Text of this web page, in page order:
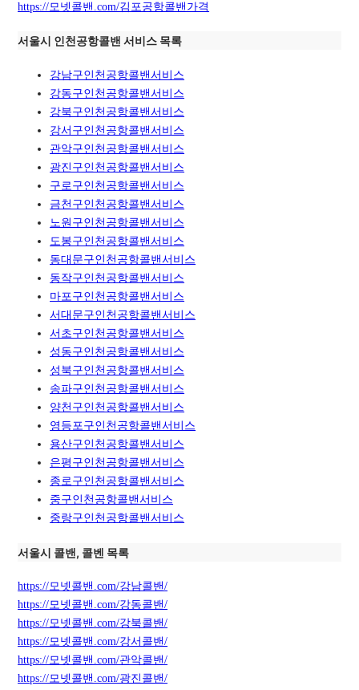
https://모넷콜밴.com/김포공항콜밴가격
서울시 인천공항콜밴 서비스 목록
강남구인천공항콜밴서비스
강동구인천공항콜밴서비스
강북구인천공항콜밴서비스
강서구인천공항콜밴서비스
관악구인천공항콜밴서비스
광진구인천공항콜밴서비스
구로구인천공항콜밴서비스
금천구인천공항콜밴서비스
노원구인천공항콜밴서비스
도봉구인천공항콜밴서비스
동대문구인천공항콜밴서비스
동작구인천공항콜밴서비스
마포구인천공항콜밴서비스
서대문구인천공항콜밴서비스
서초구인천공항콜밴서비스
성동구인천공항콜밴서비스
성북구인천공항콜밴서비스
송파구인천공항콜밴서비스
양천구인천공항콜밴서비스
영등포구인천공항콜밴서비스
용산구인천공항콜밴서비스
은평구인천공항콜밴서비스
종로구인천공항콜밴서비스
중구인천공항콜밴서비스
중랑구인천공항콜밴서비스
서울시 콜밴, 콜벤 목록
https://모넷콜밴.com/강남콜밴/
https://모넷콜밴.com/강동콜밴/
https://모넷콜밴.com/강북콜밴/
https://모넷콜밴.com/강서콜밴/
https://모넷콜밴.com/관악콜밴/
https://모넷콜밴.com/광진콜밴/